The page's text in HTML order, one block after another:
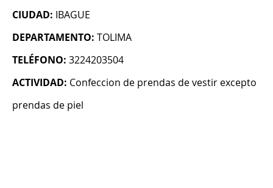
CIUDAD: IBAGUE
DEPARTAMENTO: TOLIMA
TELÉFONO: 3224203504
ACTIVIDAD: Confeccion de prendas de vestir excepto
prendas de piel